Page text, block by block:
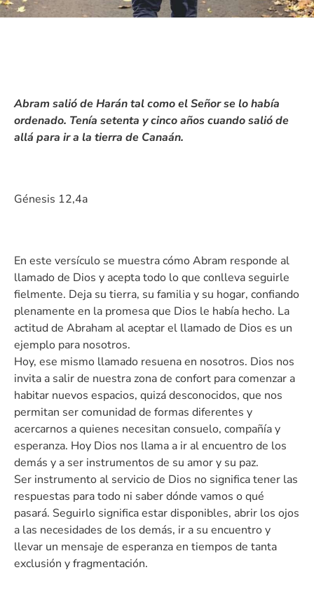
Abram salió de Harán tal como el Señor se lo había
ordenado. Tenía setenta y cinco años cuando salió de
allá para ir a la tierra de Canaán.
Génesis 12,4a
En este versículo se muestra cómo Abram responde al
llamado de Dios y acepta todo lo que conlleva seguirle
fielmente. Deja su tierra, su familia y su hogar, confiando
plenamente en la promesa que Dios le había hecho. La
actitud de Abraham al aceptar el llamado de Dios es un
ejemplo para nosotros.
Hoy, ese mismo llamado resuena en nosotros. Dios nos
invita a salir de nuestra zona de confort para comenzar a
habitar nuevos espacios, quizá desconocidos, que nos
permitan ser comunidad de formas diferentes y
acercarnos a quienes necesitan consuelo, compañía y
esperanza. Hoy Dios nos llama a ir al encuentro de los
demás y a ser instrumentos de su amor y su paz.
Ser instrumento al servicio de Dios no significa tener las
respuestas para todo ni saber dónde vamos o qué
pasará. Seguirlo significa estar disponibles, abrir los ojos
a las necesidades de los demás, ir a su encuentro y
llevar un mensaje de esperanza en tiempos de tanta
exclusión y fragmentación.